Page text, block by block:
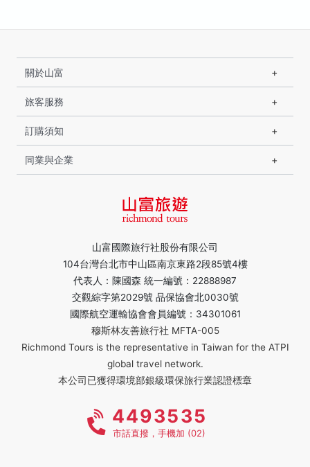
山富國際旅行社股份有限公司
104台灣台北市中山區南京東路2段85號4樓
代表人：陳國森 統一編號：22888987
交觀綜字第2029號 品保協會北0030號
國際航空運輸協會會員編號：34301061
穆斯林友善旅行社 MFTA-005
Richmond Tours is the representative in Taiwan for the ATPI
global travel network.
本公司已獲得環境部銀級環保旅行業認證標章
關於山富
旅客服務
訂購須知
同業與企業
4493535
市話直撥，手機加 (02)